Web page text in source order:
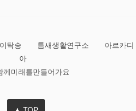
탁송 틈새생활연구소
아르카디
아
께미래를만들어가요